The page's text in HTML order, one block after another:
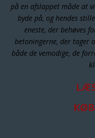
på en afslappet måde at
byde på, og hendes
eneste, der behøves
betoningerne, der tager
både de vemodige, de